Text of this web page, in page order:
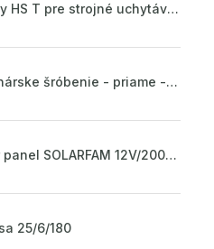
Spony HS T pre strojné uchytávanie potrubia, zvarené na vrchu do pásu
Kúrenárske šróbenie - priame - 1"
Solar panel SOLARFAM 12V/200W semi-flexible for balcony, fence
25/6/180